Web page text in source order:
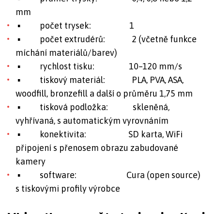
mm
▪ počet trysek: 1
▪ počet extrudérů: 2 (včetně funkce
míchání materiálů/barev)
▪ rychlost tisku: 10–120 mm/s
▪ tiskový materiál: PLA, PVA, ASA,
woodfill, bronzefill a další o průměru 1,75 mm
▪ tisková podložka: skleněná,
vyhřívaná, s automatickým vyrovnáním
▪ konektivita: SD karta, WiFi
připojení s přenosem obrazu zabudované
kamery
▪ software: Cura (open source)
s tiskovými profily výrobce